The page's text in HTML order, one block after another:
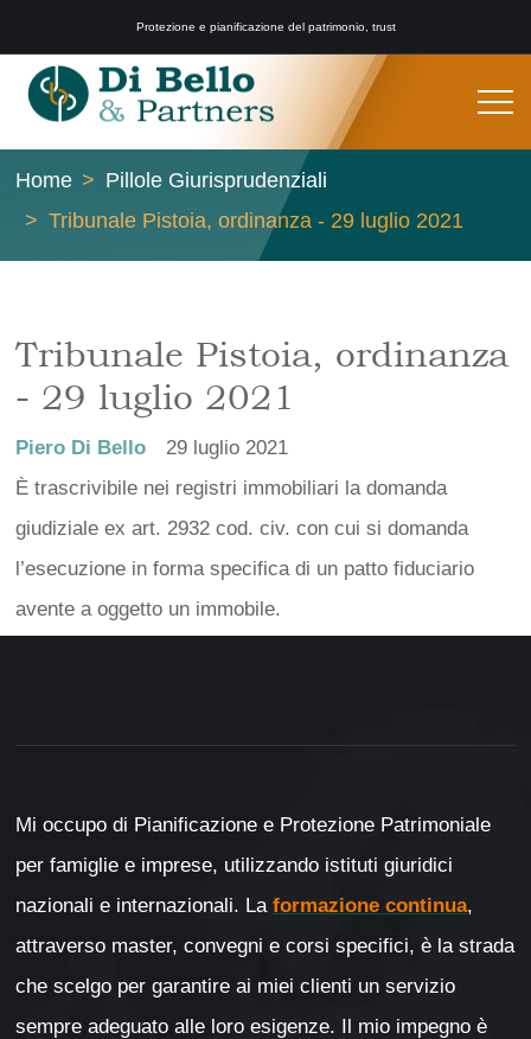
Protezione e pianificazione del patrimonio, trust
Home
Pillole Giurisprudenziali
Tribunale Pistoia, ordinanza - 29 luglio 2021
Tribunale Pistoia, ordinanza
- 29 luglio 2021
Piero Di Bello
29 luglio 2021
È trascrivibile nei registri immobiliari la domanda
giudiziale ex art. 2932 cod. civ. con cui si domanda
l’esecuzione in forma specifica di un patto fiduciario
avente a oggetto un immobile.
Mi occupo di Pianificazione e Protezione Patrimoniale
per famiglie e imprese, utilizzando istituti giuridici
nazionali e internazionali. La formazione continua,
attraverso master, convegni e corsi specifici, è la strada
che scelgo per garantire ai miei clienti un servizio
sempre adeguato alle loro esigenze. Il mio impegno è